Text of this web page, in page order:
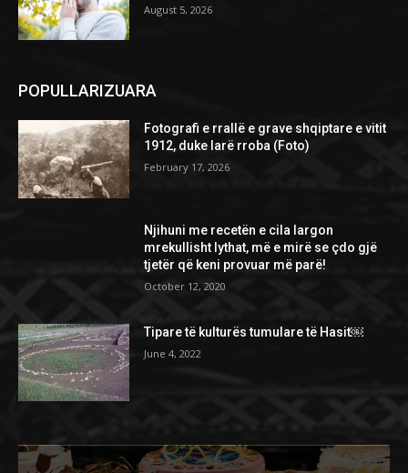
August 5, 2026
POPULLARIZUARA
Fotografi e rrallë e grave shqiptare e vitit
1912, duke larë rroba (Foto)
February 17, 2026
Njihuni me recetën e cila largon
mrekullisht lythat, më e mirë se çdo gjë
tjetër që keni provuar më parë!
October 12, 2020
Tipare të kulturës tumulare të Hasit￼
June 4, 2022